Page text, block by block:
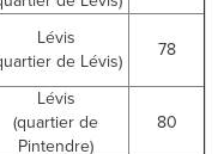
Lévis
de Lévis)
78
Lévis
(quartier de
Pintendre)
80